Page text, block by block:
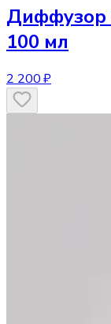
Диффузор
100 мл
2 200 ₽